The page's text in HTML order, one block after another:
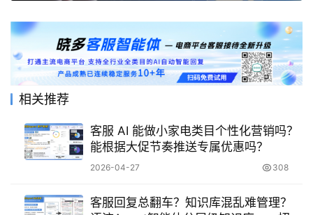
相关推荐
客服 AI 能做小家电类目个性化营销吗？
能根据大促节奏推送专属优惠吗？
2026-04-27 308
客服回复总翻车？知识库混乱难管理？